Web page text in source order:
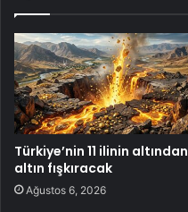
Türkiye’nin 11 ilinin altından
altın fışkıracak
Ağustos 6, 2026